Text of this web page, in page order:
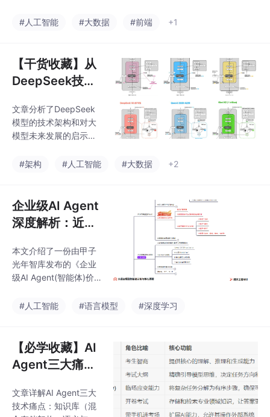
部行动，让大模型不仅
unction Calling的概
念、流程、优势及安全
注意事项，并通过天气
现。开发者可通过函数
定义、参数校验和结果
反馈，构建高效、安全
聊天者到行动者的转
#人工智能 #大数据 #前端 +1
【干货收藏】从
DeepSeek技术
来，MoE架构与
Agentic AI全解
文章分析了DeepSeek
模型的技术架构和对大
模型未来发展的启示。
架构通过稀疏激活实现
动响应到主动协作的范
式转变；3) 下一代训练
聚焦数据质量、工具学
AWORLD框架解决Age
ntic AI训练的并行计算
挑战；5) 未来大模型将
智能体和可解释AI方向
#架构 #人工智能 #大数据 +2
企业级AI Agent
深度解析：近80
生产力革命
本文介绍了一份由甲子
光年智库发布的《企业
级AI Agent(智能体)价
了AI Agent如何从内容
核心引擎。报告分析了
AI Agent的概念、中国
落地路径及实践案例，
与实践路线图，助力企
业在智能化浪潮中把握2
#人工智能 #语言模型 #深度学习
【必学收藏】AI
Agent三大痛点
库+工作流+Pro
文章详解AI Agent三大
技术痛点：知识库（混